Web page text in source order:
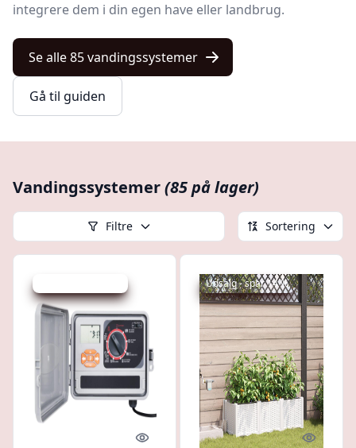
integrere dem i din egen have eller landbrug.
Se alle 85 vandingssystemer
Gå til guiden
Vandingssystemer(85 på lager)
Filtre Sortering
Quick look
Udsalg - spar 14 %
Quick